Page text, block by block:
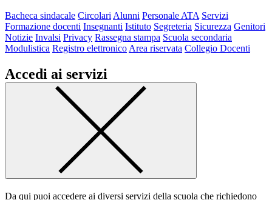
Bacheca sindacale Circolari Alunni Personale ATA Servizi
Formazione docenti Insegnanti Istituto Segreteria Sicurezza Genitori
Notizie Invalsi Privacy Rassegna stampa Scuola secondaria
Modulistica Registro elettronico Area riservata Collegio Docenti
Accedi ai servizi
Da qui puoi accedere ai diversi servizi della scuola che richiedono